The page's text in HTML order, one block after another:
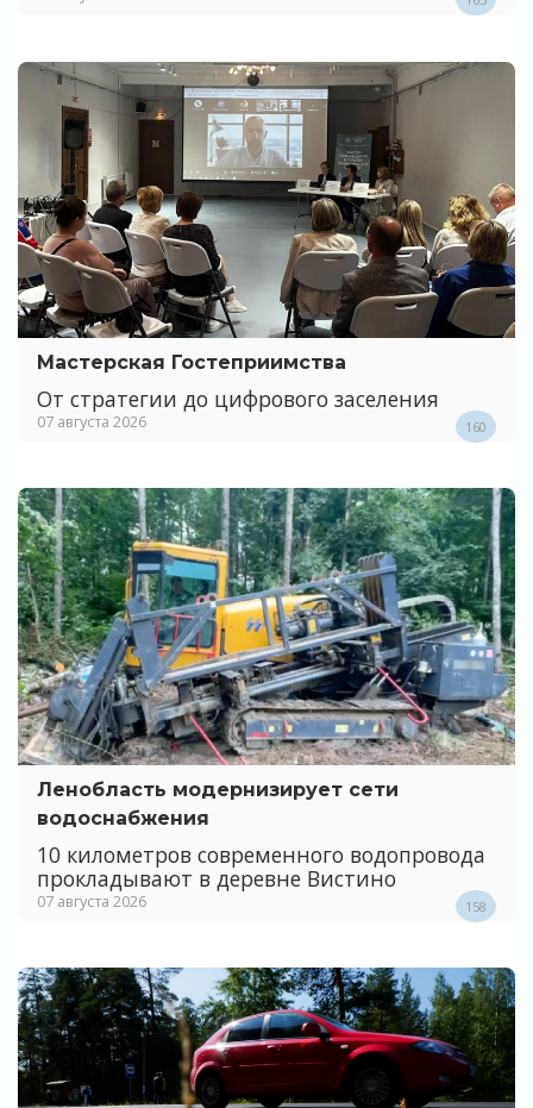
Мастерская Гостеприимства
От стратегии до цифрового заселения
07 августа 2026 160
Ленобласть модернизирует сети
водоснабжения
10 километров современного водопровода
прокладывают в деревне Вистино
07 августа 2026 158